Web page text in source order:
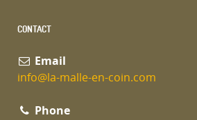
CONTACT
Email
info@la-malle-en-coin.com
Phone